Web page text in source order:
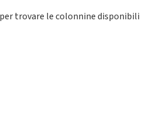
trovare le colonnine disponibili